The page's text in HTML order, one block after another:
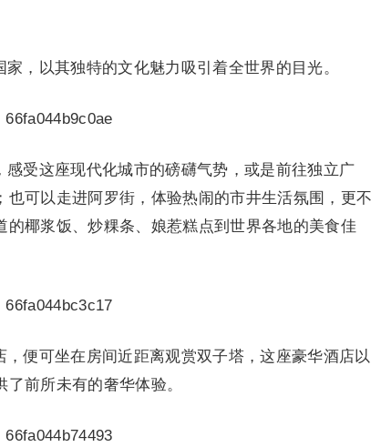
，以其独特的文化魅力吸引着全世界的目光。
受这座现代化城市的磅礴气势，或是前往独立广
可以走进阿罗街，体验热闹的市井生活氛围，更不
椰浆饭、炒粿条、娘惹糕点到世界各地的美食佳
便可坐在房间近距离观赏双子塔，这座豪华酒店以
前所未有的奢华体验。